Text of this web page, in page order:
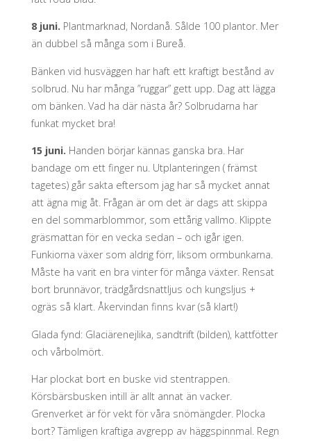
8 juni. Plantmarknad, Nordanå. Sålde 100 plantor. Mer
än dubbel så många som i Bureå.
Bänken vid husväggen har haft ett kraftigt bestånd av
solbrud. Nu har många ”ruggar” gett upp. Dag att lägga
om bänken. Vad ha där nästa år? Solbrudarna har
funkat mycket bra!
15 juni. Handen börjar kännas ganska bra. Har
bandage om ett finger nu. Utplanteringen ( främst
tagetes) går sakta eftersom jag har så mycket annat
att ägna mig åt. Frågan är om det är dags att skippa
en del sommarblommor, som ettårig vallmo. Klippte
gräsmattan för en vecka sedan – och igår igen.
Funkiorna växer som aldrig förr, liksom ormbunkarna.
Måste ha varit en bra vinter för många växter. Rensat
bort brunnävor, trädgårdsnattljus och kungsljus +
ogräs så klart. Åkervindan finns kvar (så klart!)
Glada fynd: Glaciärenejlika, sandtrift (bilden), kattfötter
och vårbolmört.
Har plockat bort en buske vid stentrappen.
Körsbärsbusken intill är allt annat än vacker.
Grenverket är för vekt för våra snömängder. Plocka
bort? Tämligen kraftiga avgrepp av häggspinnmal. Regn